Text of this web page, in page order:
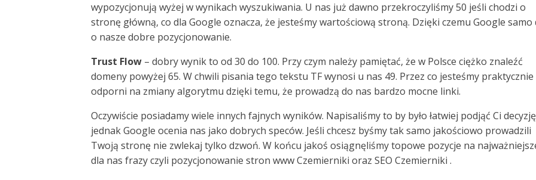
wypozycjonują wyżej w wynikach wyszukiwania. U nas już dawno przekroczyliśmy 50 jeśli chodzi o
stronę główną, co dla Google oznacza, że jesteśmy wartościową stroną. Dzięki czemu Google samo
o nasze dobre pozycjonowanie.
Trust Flow – dobry wynik to od 30 do 100. Przy czym należy pamiętać, że w Polsce ciężko znaleźć
domeny powyżej 65. W chwili pisania tego tekstu TF wynosi u nas 49. Przez co jesteśmy praktycznie
odporni na zmiany algorytmu dzięki temu, że prowadzą do nas bardzo mocne linki.
Oczywiście posiadamy wiele innych fajnych wyników. Napisaliśmy to by było łatwiej podjąć Ci
jednak Google ocenia nas jako dobrych speców. Jeśli chcesz byśmy tak samo jakościowo prowadzili
Twoją stronę nie zwlekaj tylko dzwoń. W końcu jakoś osiągnęliśmy topowe pozycje na
dla nas frazy czyli pozycjonowanie stron www Czemierniki oraz SEO Czemierniki .